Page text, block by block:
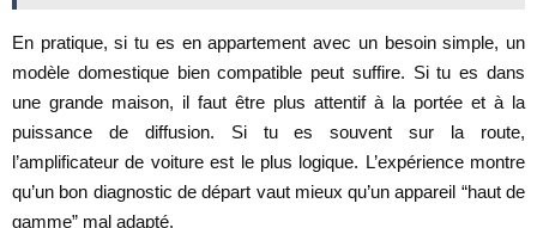
En pratique, si tu es en appartement avec un besoin simple, un
modèle domestique bien compatible peut suffire. Si tu es dans
une grande maison, il faut être plus attentif à la portée et à la
puissance de diffusion. Si tu es souvent sur la route,
l’amplificateur de voiture est le plus logique. L’expérience montre
qu’un bon diagnostic de départ vaut mieux qu’un appareil “haut de
gamme” mal adapté.